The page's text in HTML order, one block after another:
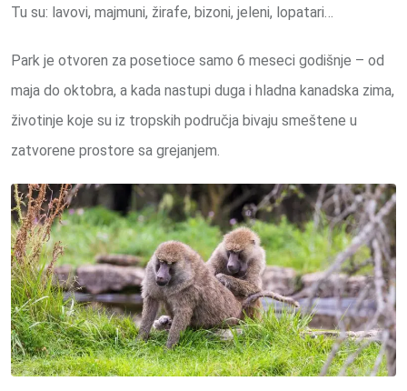
Tu su: lavovi, majmuni, žirafe, bizoni, jeleni, lopatari…
Park je otvoren za posetioce samo 6 meseci godišnje – od
maja do oktobra, a kada nastupi duga i hladna kanadska zima,
životinje koje su iz tropskih područja bivaju smeštene u
zatvorene prostore sa grejanjem.